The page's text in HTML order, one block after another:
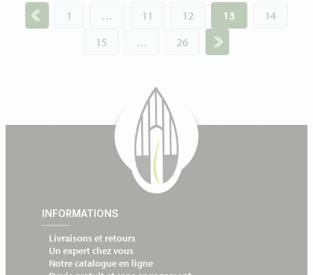
Navigation
des
1 … 11 12 13
14
15
… 26
INFORMATIONS
Livraisons et retours
Un expert chez vous
Notre catalogue en ligne